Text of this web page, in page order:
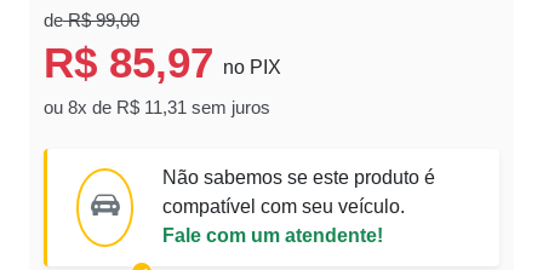
deR$ 99,00
R$ 85,97 no PIX
ou 8x de R$ 11,31 sem juros
Não sabemos se este produto é
compatível com seu veículo.
Fale com um atendente!